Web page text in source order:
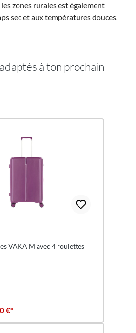
zones rurales est également
sec et aux températures douces.
à ton prochain
VAKA M avec 4 roulettes
€*